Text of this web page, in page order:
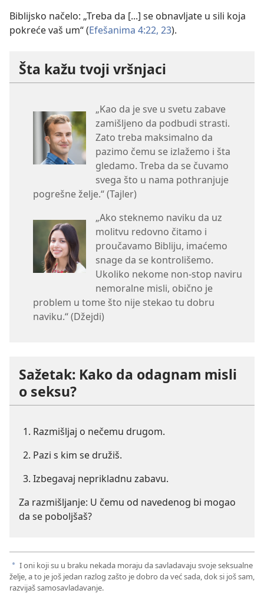
Biblijsko načelo: „Treba da [...] se obnavljate u sili koja
pokreće vaš um“ (Efešanima 4:22, 23).
Šta kažu tvoji vršnjaci
„Kao da je sve u svetu zabave
zamišljeno da podbudi strasti.
Zato treba maksimalno da
pazimo čemu se izlažemo i šta
gledamo. Treba da se čuvamo
svega što u nama pothranjuje
pogrešne želje.“ (Tajler)
„Ako steknemo naviku da uz
molitvu redovno čitamo i
proučavamo Bibliju, imaćemo
snage da se kontrolišemo.
Ukoliko nekome non-stop naviru
nemoralne misli, obično je
problem u tome što nije stekao tu dobru
naviku.“ (Džejdi)
Sažetak: Kako da odagnam misli
o seksu?
Razmišljaj o nečemu drugom.
Pazi s kim se družiš.
Izbegavaj neprikladnu zabavu.
Za razmišljanje: U čemu od navedenog bi mogao
da se poboljšaš?
a I oni koji su u braku nekada moraju da savladavaju svoje seksualne
želje, a to je još jedan razlog zašto je dobro da već sada, dok si još sam,
razvijaš samosavladavanje.